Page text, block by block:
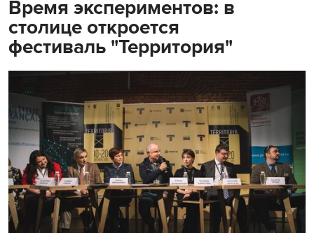
Время экспериментов: в
столице откроется
фестиваль "Территория"